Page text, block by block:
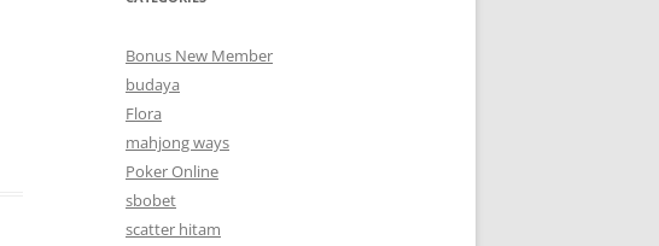
Bonus New Member
budaya
Flora
mahjong ways
Poker Online
sbobet
scatter hitam